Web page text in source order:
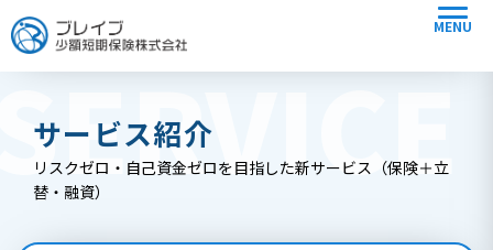
MENU
サービス紹介
リスクゼロ・自己資金ゼロを目指した新サービス（保険＋立
替・融資）